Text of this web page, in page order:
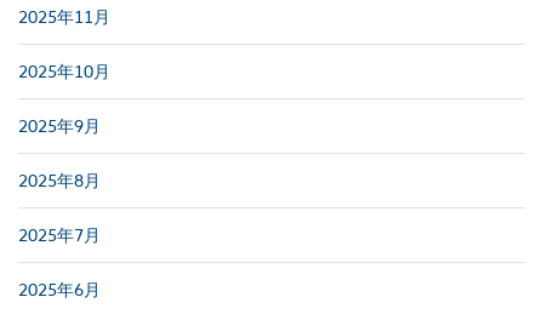
2025年11月
2025年10月
2025年9月
2025年8月
2025年7月
2025年6月